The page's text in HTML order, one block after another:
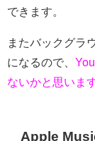
できます。
またバックグラ
になるので、
ないかと思いま
Apple